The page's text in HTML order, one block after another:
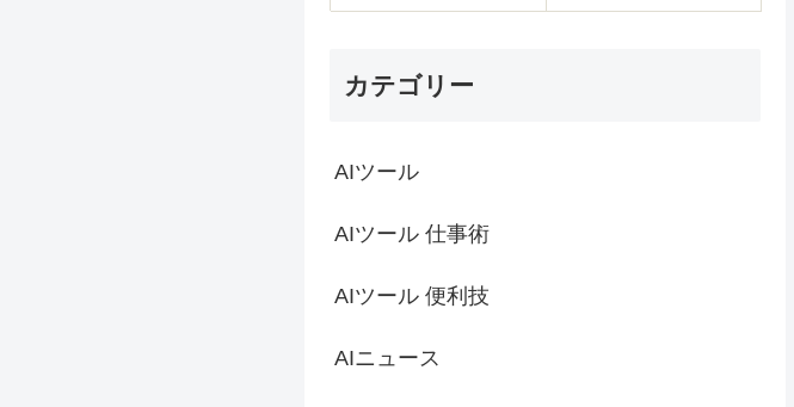
カテゴリー
AIツール
AIツール 仕事術
AIツール 便利技
AIニュース